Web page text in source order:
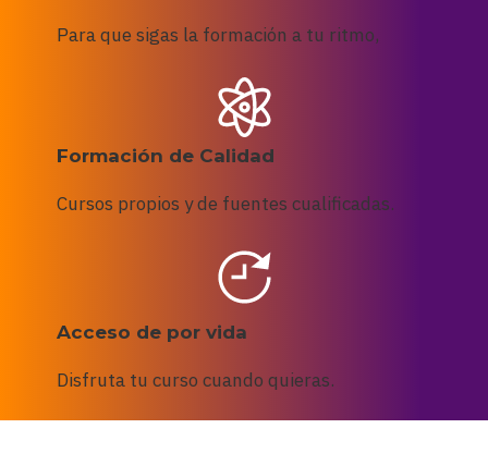
Para que sigas la formación a tu ritmo,
Formación de Calidad
Cursos propios y de fuentes cualificadas.
Acceso de por vida
Disfruta tu curso cuando quieras.